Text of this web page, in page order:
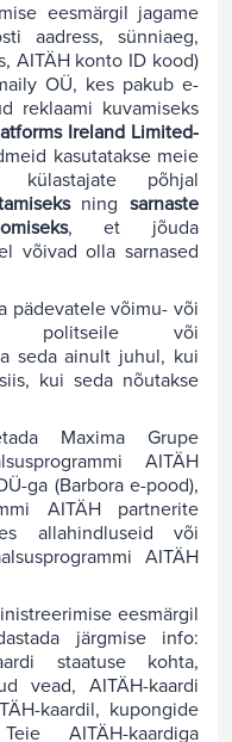
eesmärgil jagame
aadress, sünniaeg,
AITÄH konto ID kood)
OÜ, kes pakub e-
reklaami kuvamiseks
Ireland Limited-
kasutatakse meie
põhjal
ning sarnaste
, et jõuda
võivad olla sarnased
pädevatele võimu- või
nt politseile või
seda ainult juhul, kui
kui seda nõutakse
Maxima Grupe
AITÄH
ga (Barbora e-pood),
AITÄH partnerite
allahindluseid või
AITÄH
eesmärgil
järgmise info:
staatuse kohta,
vead, AITÄH-kaardi
kaardil, kupongide
AITÄH-kaardiga